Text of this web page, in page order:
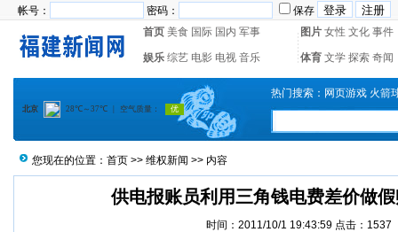
帐号： 密码：
保存
首页 美食 国际 国内 军事 图片 女性 文化 事件
娱乐 综艺 电影 电视 音乐 体育 文学 探索 奇闻
热门搜索： 网页游戏 火箭
您现在的位置： 首页 >> 维权新闻 >> 内容
供电报账员利用三角钱电费差价做
时间：2011/10/1 19:43:59 点击：1537